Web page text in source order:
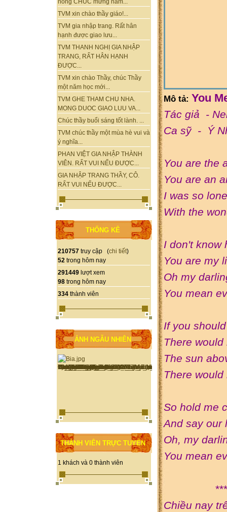
nồng CHÚC mừng năm...
TVM xin chào thầy giáo!...
TVM gia nhập trang. Rất hân
hạnh được giao lưu...
TVM THANH NGHỊ GIA NHẬP
TRANG, RẤT HÂN HẠNH
ĐƯỢC...
TVM xin chào Thầy, chúc Thầy
một năm học mới...
TVM GHE THAM CHU NHA.
MONG DUOC GIAO LUU VA...
Chúc thầy buổi sáng tốt lành. ...
TVM chúc thầy một mùa hè vui và
ý nghĩa...
PHAN VIỆT GIA NHẬP THÀNH
VIÊN. RẤT VUI NẾU ĐƯỢC...
GIA NHẬP TRANG THẦY, CÔ.
RẤT VUI NẾU ĐƯỢC...
THỐNG KÊ
210757 truy cập (chi tiết)
52 trong hôm nay
291449 lượt xem
98 trong hôm nay
334 thành viên
ẢNH NGẪU NHIÊN
THÀNH VIÊN TRỰC TUYẾN
1 khách và 0 thành viên
Mô tả: You
Tác giả -
Ca sỹ - Ý
You are the
You are an
I was so
With the
I don't know
You are my
Oh my
You mean
If you
There
The sun
There
So hold me
And say our
Oh, my
You mean
***
Chiều nay